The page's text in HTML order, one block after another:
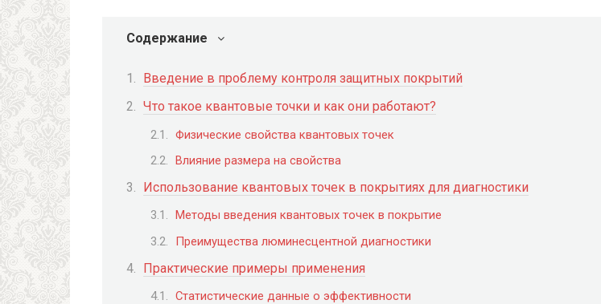
Содержание
Введение в проблему контроля защитных покрытий
Что такое квантовые точки и как они работают?
Физические свойства квантовых точек
Влияние размера на свойства
Использование квантовых точек в покрытиях для диагностики
Методы введения квантовых точек в покрытие
Преимущества люминесцентной диагностики
Практические примеры применения
Статистические данные о эффективности